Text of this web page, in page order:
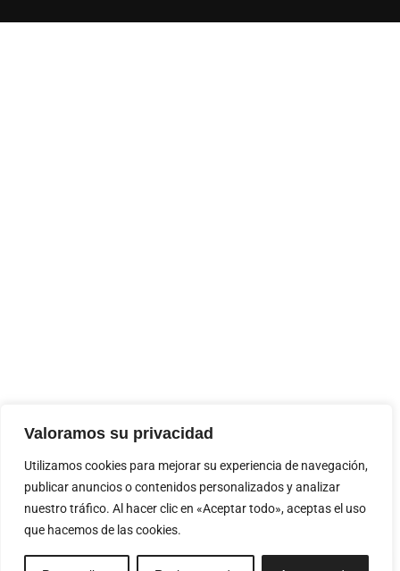
Valoramos su privacidad
Utilizamos cookies para mejorar su experiencia de navegación,
publicar anuncios o contenidos personalizados y analizar
nuestro tráfico. Al hacer clic en «Aceptar todo», aceptas el uso
que hacemos de las cookies.